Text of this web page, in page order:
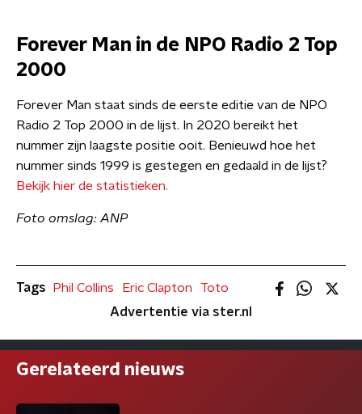
Forever Man in de NPO Radio 2 Top
2000
Forever Man staat sinds de eerste editie van de NPO
Radio 2 Top 2000 in de lijst. In 2020 bereikt het
nummer zijn laagste positie ooit. Benieuwd hoe het
nummer sinds 1999 is gestegen en gedaald in de lijst?
Bekijk hier de statistieken.
Foto omslag: ANP
Tags Phil Collins Eric Clapton
Toto
Advertentie via ster.nl
Gerelateerd nieuws